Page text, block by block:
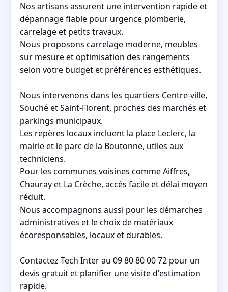
Nos artisans assurent une intervention rapide et
dépannage fiable pour urgence plomberie,
carrelage et petits travaux.
Nous proposons carrelage moderne, meubles
sur mesure et optimisation des rangements
selon votre budget et préférences esthétiques.
Nous intervenons dans les quartiers Centre-ville,
Souché et Saint-Florent, proches des marchés et
parkings municipaux.
Les repères locaux incluent la place Leclerc, la
mairie et le parc de la Boutonne, utiles aux
techniciens.
Pour les communes voisines comme Aiffres,
Chauray et La Crèche, accès facile et délai moyen
réduit.
Nous accompagnons aussi pour les démarches
administratives et le choix de matériaux
écoresponsables, locaux et durables.
Contactez Tech Inter au 09 80 80 00 72 pour un
devis gratuit et planifier une visite d'estimation
rapide.